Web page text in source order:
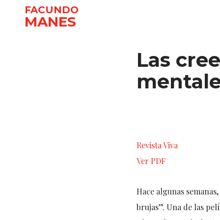
FACUNDO
MANES
Las
Revista Viva
Ver PDF
Hace algunas
brujas”. Una de las